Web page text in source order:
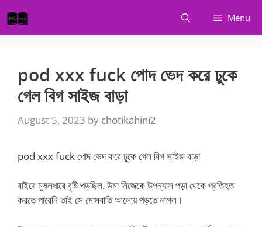
to
content
Menu
pod xxx fuck পোদ ভেদ করে ঢুকে
গেল বিগ সাইজ বাড়া
August 5, 2023 by chotikahini2
pod xxx fuck পোদ ভেদ করে ঢুকে গেল বিগ সাইজ বাড়া
বাইরে মুষলধারে বৃষ্টি পড়ছিল. উমা নিজেকে উপন্যাস পড়া থেকে প্রতিহত
করতে পারেনি তাই সে মোমবাতি আলোয় পড়তে লাগল।